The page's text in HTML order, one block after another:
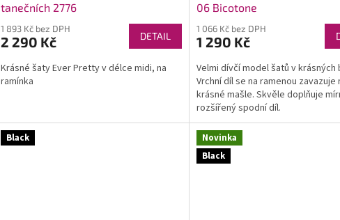
tanečních 2776
1 893 Kč bez DPH
2 290 Kč DETAIL
Krásné šaty Ever Pretty v délce midi, na
ramínka
06 Bicotone
1 066 Kč bez DPH
1 290 Kč
Velmi dívčí model šatů v krásných
Vrchní díl se na ramenou zavazuje
krásné mašle. Skvěle doplňuje
rozšířený spodní díl.
Black
Novinka
Black